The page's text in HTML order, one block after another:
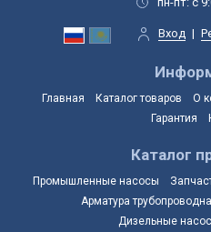
Вход |
Главная Каталог товаров О
Гарантия
Каталог
Промышленные насосы
Арматура
Дизельные